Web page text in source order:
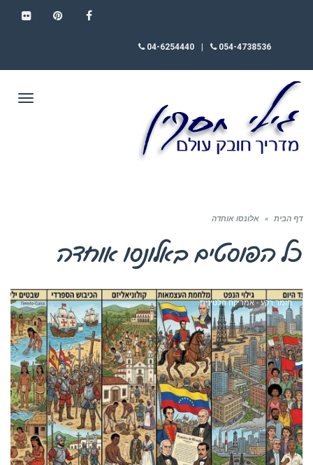
054-4738536
04-6254440
דף הבית » אלונסו אוחדה
כל הפוסטים באלונסו אוחדה
חומר רקע - אמריקה הלטינית